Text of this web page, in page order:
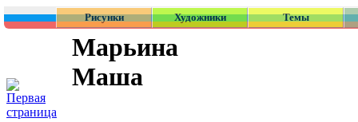
Рисунки Художники Темы
Марьина
Маша